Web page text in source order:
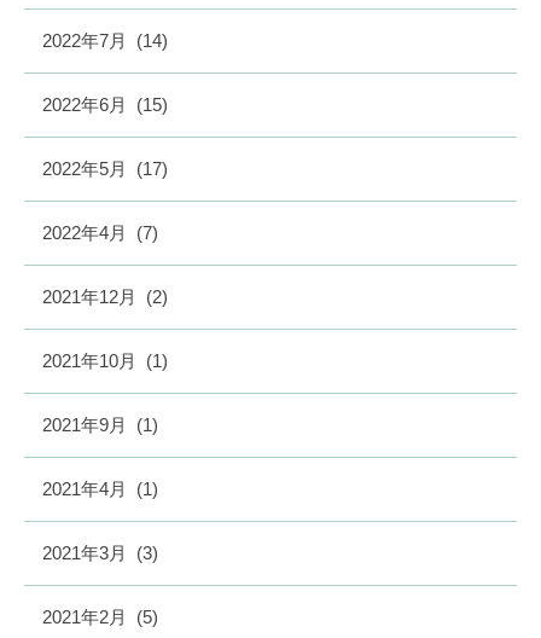
2022年7月 (14)
2022年6月 (15)
2022年5月 (17)
2022年4月 (7)
2021年12月 (2)
2021年10月 (1)
2021年9月 (1)
2021年4月 (1)
2021年3月 (3)
2021年2月 (5)